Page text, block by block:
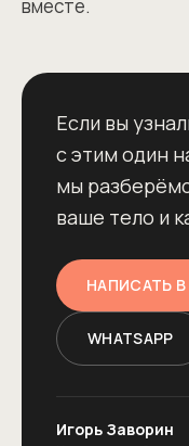
вместе.
Если вы
с этим один
мы
ваше тело и
НАПИСАТЬ В
WHATSAPP
Игорь Заворин